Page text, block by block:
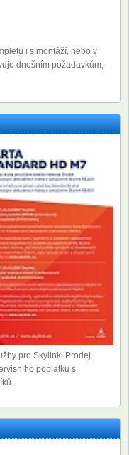
i s montáží, nebo v
dnešním požadavkům,
pro Skylink. Prodej
poplatku s